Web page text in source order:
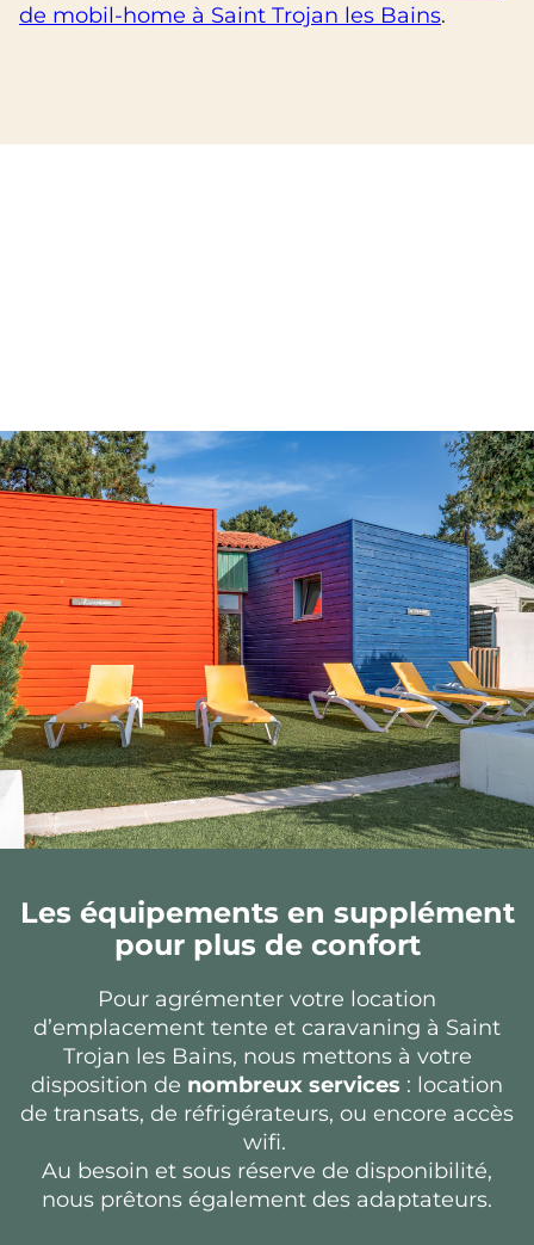
de mobil-home à Saint Trojan les Bains.
Les équipements en supplément
pour plus de confort
Pour agrémenter votre location
d’emplacement tente et caravaning à Saint
Trojan les Bains, nous mettons à votre
disposition de nombreux services : location
de transats, de réfrigérateurs, ou encore accès
wifi.
Au besoin et sous réserve de disponibilité,
nous prêtons également des adaptateurs.